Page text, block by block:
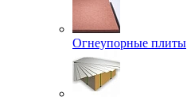
Огнеупорные плиты